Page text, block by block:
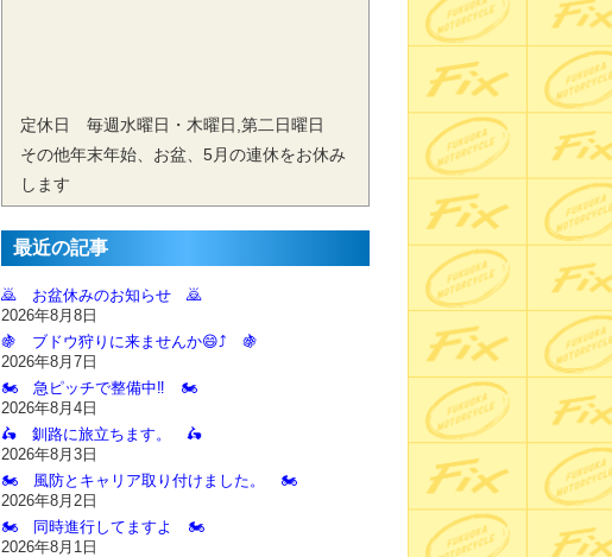
定休日 毎週水曜日・木曜日,第二日曜日
その他年末年始、お盆、5月の連休をお休み
します
最近の記事
🙇‍ お盆休みのお知らせ 🙇‍
2026年8月8日
🍇 ブドウ狩りに来ませんか😄⤴️ 🍇
2026年8月7日
🏍️ 急ピッチで整備中‼️ 🏍️
2026年8月4日
🛵 釧路に旅立ちます。 🛵
2026年8月3日
🏍️ 風防とキャリア取り付けました。 🏍️
2026年8月2日
🏍️ 同時進行してますよ 🏍️
2026年8月1日